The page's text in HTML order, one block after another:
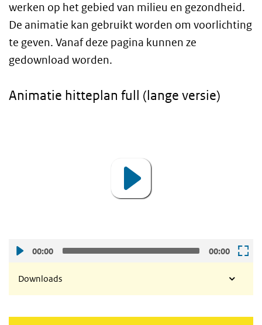
werken op het gebied van milieu en gezondheid.
De animatie kan gebruikt worden om voorlichting
te geven. Vanaf deze pagina kunnen ze
gedownload worden.
Animatie hitteplan full (lange versie)
00:00 00:00
Downloads